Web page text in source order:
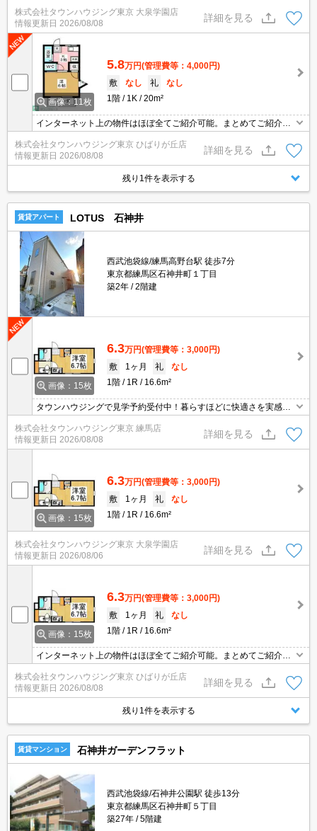
バー1のタウンハウジングまで。
株式会社タウンハウジング東京 大泉学園店
情報更新日 2026/08/08
詳細を見る
画像：11枚
5.8万円(管理費等：4,000円)
敷
なし 礼
なし
1階
1K 20m²
インターネット上の物件はほぼ全てご紹介可能。まとめてご紹介致
します。お気軽にお問合せください。お部屋探しは情報量地域ナン
バー1のタウンハウジングまで。
株式会社タウンハウジング東京 ひばりが丘店
情報更新日 2026/08/08
詳細を見る
残り1件を表示する
賃貸アパート LOTUS 石神井
西武池袋線/練馬高野台駅 徒歩7分
東京都練馬区石神井町１丁目
築2年
2階建
画像：15枚
6.3万円(管理費等：3,000円)
敷
1ヶ月 礼
なし
1階
1R 16.6m²
タウンハウジングで見学予約受付中！暮らすほどに快適さを実感で
きる設備仕様！駅前商業施設の多さ！日常の買い物に便利！
株式会社タウンハウジング東京 練馬店
情報更新日 2026/08/08
詳細を見る
画像：15枚
6.3万円(管理費等：3,000円)
敷
1ヶ月 礼
なし
1階
1R 16.6m²
株式会社タウンハウジング東京 大泉学園店
情報更新日 2026/08/06
詳細を見る
画像：15枚
6.3万円(管理費等：3,000円)
敷
1ヶ月 礼
なし
1階
1R 16.6m²
インターネット上の物件はほぼ全てご紹介可能。まとめてご紹介致
します。お気軽にお問合せください。お部屋探しは情報量地域ナン
バー1のタウンハウジングまで。
株式会社タウンハウジング東京 ひばりが丘店
情報更新日 2026/08/08
詳細を見る
残り1件を表示する
賃貸マンション 石神井ガーデンフラット
西武池袋線/石神井公園駅 徒歩13分
東京都練馬区石神井町５丁目
築27年
5階建